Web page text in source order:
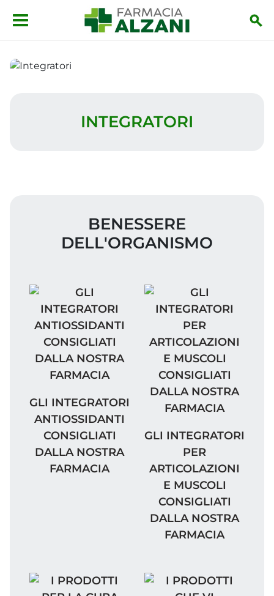
Salta al contenuto principale
INTEGRATORI
BENESSERE
DELL'ORGANISMO
GLI INTEGRATORI ANTIOSSIDANTI
GLI INTEGRATORI
ANTIOSSIDANTI
CONSIGLIATI
DALLA NOSTRA
FARMACIA
GLI INTEGRATORI
GLI INTEGRATORI
PER
ARTICOLAZIONI
E MUSCOLI
CONSIGLIATI
DALLA NOSTRA
FARMACIA